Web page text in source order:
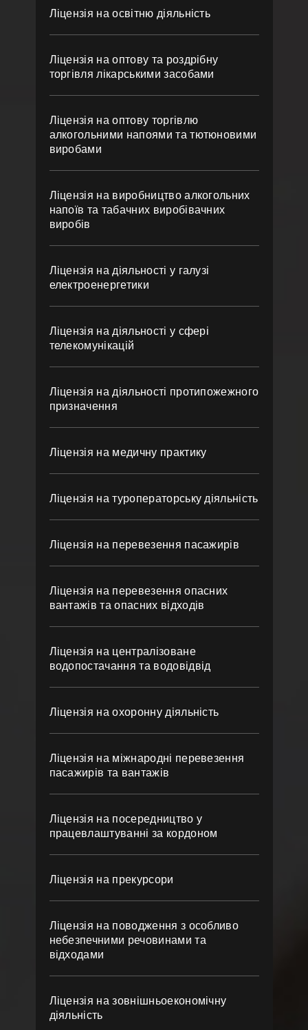
Ліцензія на освітню діяльність
Ліцензія на оптову та роздрібну
торгівля лікарськими засобами
Ліцензія на оптову торгівлю
алкогольними напоями та тютюновими
виробами
Ліцензія на виробництво алкогольних
напоїв та табачних виробівачних
виробів
Ліцензія на діяльності у галузі
електроенергетики
Ліцензія на діяльності у сфері
телекомунікацій
Ліцензія на діяльності протипожежного
призначення
Ліцензія на медичну практику
Ліцензія на туроператорську діяльність
Ліцензія на перевезення пасажирів
Ліцензія на перевезення опасних
вантажів та опасних відходів
Ліцензія на централізоване
водопостачання та водовідвід
Ліцензія на охоронну діяльність
Ліцензія на міжнародні перевезення
пасажирів та вантажів
Ліцензія на посередництво у
працевлаштуванні за кордоном
Ліцензія на прекурсори
Ліцензія на поводження з особливо
небезпечними речовинами та
відходами
Ліцензія на зовнішньоекономічну
діяльність